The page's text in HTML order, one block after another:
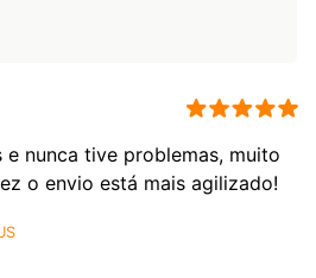
e nunca tive problemas, muito
o envio está mais agilizado!